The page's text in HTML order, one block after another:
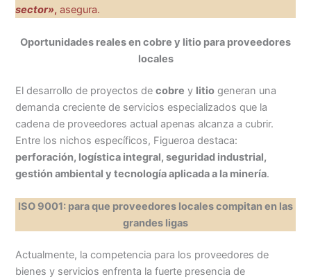
sector», asegura.
Oportunidades reales en cobre y litio para proveedores
locales
El desarrollo de proyectos decobre y litio generan una
demanda creciente de servicios especializados que la
cadena de proveedores actual apenas alcanza a cubrir.
Entre los nichos específicos, Figueroa destaca:
perforación, logística integral, seguridad industrial,
gestión ambiental y tecnología aplicada a la minería.
ISO 9001: para que proveedores locales compitan en las
grandes ligas
Actualmente, la competencia para los proveedores de
bienes y servicios enfrenta la fuerte presencia de